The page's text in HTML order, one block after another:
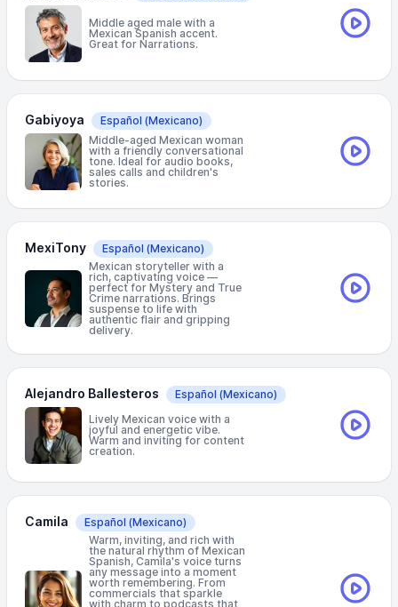
Middle aged male with a
Mexican Spanish accent.
Great for Narrations.
Gabiyoya Español (Mexicano)
Middle-aged Mexican woman
with a friendly conversational
tone. Ideal for audio books,
sales calls and children's
stories.
MexiTony Español (Mexicano)
Mexican storyteller with a
rich, captivating voice —
perfect for Mystery and True
Crime narrations. Brings
suspense to life with
authentic flair and gripping
delivery.
Alejandro Ballesteros Español (Mexicano)
Lively Mexican voice with a
joyful and energetic vibe.
Warm and inviting for content
creation.
Camila Español (Mexicano)
Warm, inviting, and rich with
the natural rhythm of Mexican
Spanish, Camila's voice turns
any message into a moment
worth remembering. From
commercials that sparkle
with charm to podcasts that